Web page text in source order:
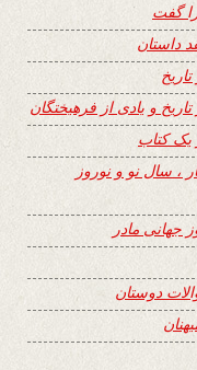
گفت
داستان
و یادی از فرهیختگان
یک کتاب
، سال نو و نوروز
جهانی مادر
دوستان